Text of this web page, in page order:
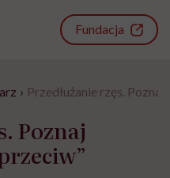
Fundacja
› Przedłużanie rzęs.
Poznaj